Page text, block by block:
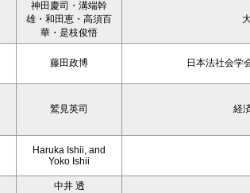
神田慶司・溝端幹
雄・和田恵・高須百
華・是枝俊悟
藤田政博 日本法社会学
鷲見英司 経
Haruka Ishii, and
Yoko Ishii
中井 透